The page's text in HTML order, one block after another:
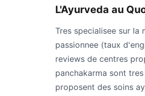
L'Ayurveda au
Tres specialisee sur
passionnee (taux
reviews de centres
panchakarma sont
proposent des soins